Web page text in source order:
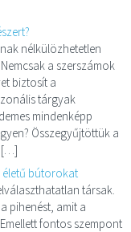
nélkülözhetetlen
a szerszámok
biztosít a
tárgyak
mindenképp
Összegyűjtöttük a
[…]
bútorokat
társak.
pihenést, amit a
fontos szempont